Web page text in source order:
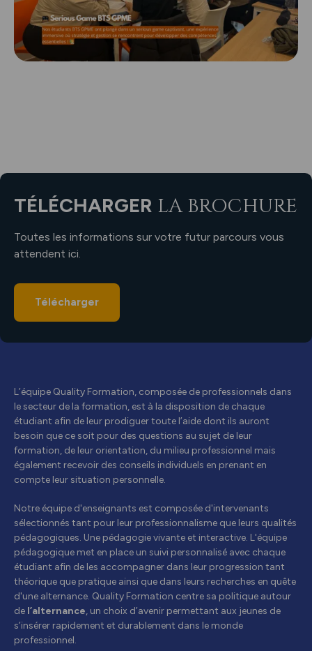
TÉLÉCHARGER LA BROCHURE
Toutes les informations sur votre futur parcours vous
attendent ici.
Télécharger
L’équipe Quality Formation, composée de professionnels dans
le secteur de la formation, est à la disposition de chaque
étudiant afin de leur prodiguer toute l’aide dont ils auront
besoin que ce soit pour des questions au sujet de leur
formation, de leur orientation, du milieu professionnel mais
également recevoir des conseils individuels en prenant en
compte leur situation personnelle.
Notre équipe d'enseignants est composée d'intervenants
sélectionnés tant pour leur professionnalisme que leurs qualités
pédagogiques. Une pédagogie vivante et interactive. L'équipe
pédagogique met en place un suivi personnalisé avec chaque
étudiant afin de les accompagner dans leur progression tant
théorique que pratique ainsi que dans leurs recherches en quête
d'une alternance. Quality Formation centre sa politique autour
de l’alternance, un choix d’avenir permettant aux jeunes de
s’insérer rapidement et durablement dans le monde
professionnel.